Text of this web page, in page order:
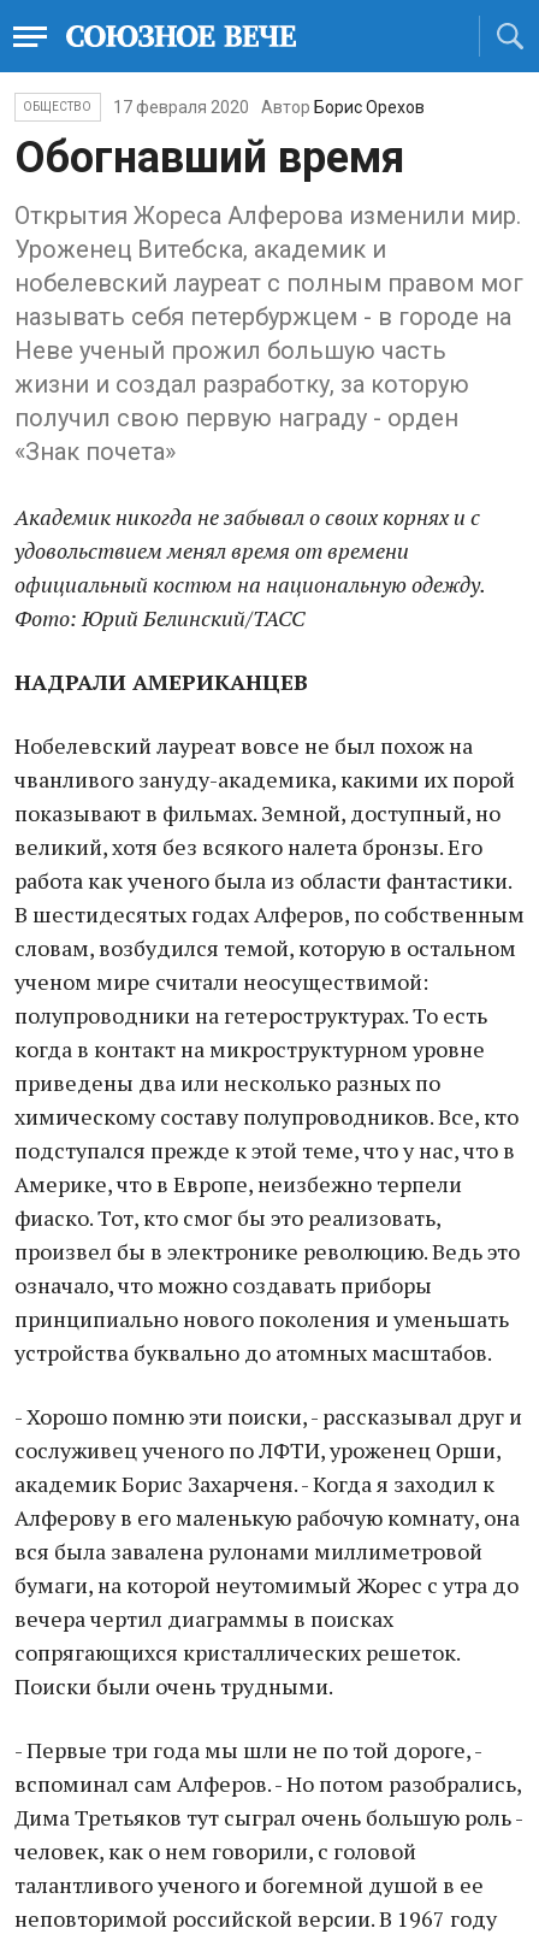
ОБЩЕСТВО 17 февраля 2020 Автор Борис Орехов
Обогнавший время
Открытия Жореса Алферова изменили мир.
Уроженец Витебска, академик и
нобелевский лауреат с полным правом мог
называть себя петербуржцем - в городе на
Неве ученый прожил большую часть
жизни и создал разработку, за которую
получил свою первую награду - орден
«Знак почета»
Академик никогда не забывал о своих корнях и с
удовольствием менял время от времени
официальный костюм на национальную одежду.
Фото: Юрий Белинский/ТАСС
НАДРАЛИ АМЕРИКАНЦЕВ
Нобелевский лауреат вовсе не был похож на
чванливого зануду-академика, какими их порой
показывают в фильмах. Земной, доступный, но
великий, хотя без всякого налета бронзы. Его
работа как ученого была из области фантастики.
В шестидесятых годах Алферов, по собственным
словам, возбудился темой, которую в остальном
ученом мире считали неосуществимой:
полупроводники на гетероструктурах. То есть
когда в контакт на микроструктурном уровне
приведены два или несколько разных по
химическому составу полупроводников. Все, кто
подступался прежде к этой теме, что у нас, что в
Америке, что в Европе, неизбежно терпели
фиаско. Тот, кто смог бы это реализовать,
произвел бы в электронике революцию. Ведь это
означало, что можно создавать приборы
принципиально нового поколения и уменьшать
устройства буквально до атомных масштабов.
- Хорошо помню эти поиски, - рассказывал друг и
сослуживец ученого по ЛФТИ, уроженец Орши,
академик Борис Захарченя. - Когда я заходил к
Алферову в его маленькую рабочую комнату, она
вся была завалена рулонами миллиметровой
бумаги, на которой неутомимый Жорес с утра до
вечера чертил диаграммы в поисках
сопрягающихся кристаллических решеток.
Поиски были очень трудными.
- Первые три года мы шли не по той дороге, -
вспоминал сам Алферов. - Но потом разобрались,
Дима Третьяков тут сыграл очень большую роль -
человек, как о нем говорили, с головой
талантливого ученого и богемной душой в ее
неповторимой российской версии. В 1967 году